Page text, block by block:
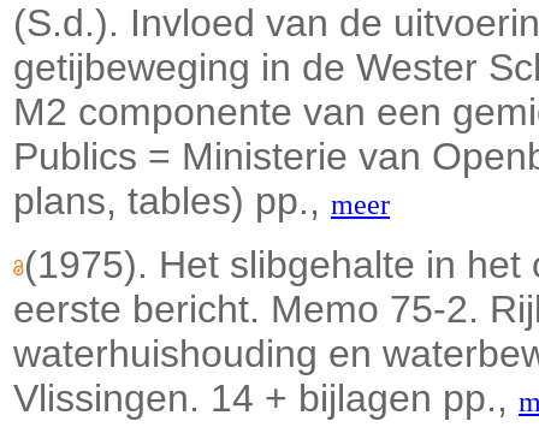
(S.d.). Invloed van de
getijbeweging in de Wester
M2 componente van een
Publics = Ministerie van
plans, tables) pp., meer
(1975). Het slibgehalte in
eerste bericht. Memo 75-2.
waterhuishouding en
Vlissingen. 14 + bijlagen pp.,